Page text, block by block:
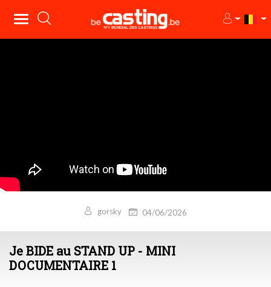
gorsky 04/06/2026
Je BIDE au STAND UP - MINI
DOCUMENTAIRE 1